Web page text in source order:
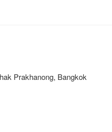
Prakhanong, Bangkok